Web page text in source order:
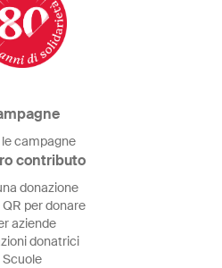
campagne
contributo
donazione
per donare
aziende
donatrici
Scuole